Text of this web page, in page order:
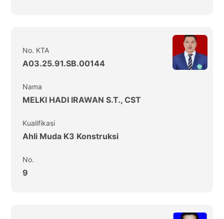
No. KTA
A03.25.91.SB.00144
Nama
MELKI HADI IRAWAN S.T., CST
Kualifikasi
Ahli Muda K3 Konstruksi
No.
9